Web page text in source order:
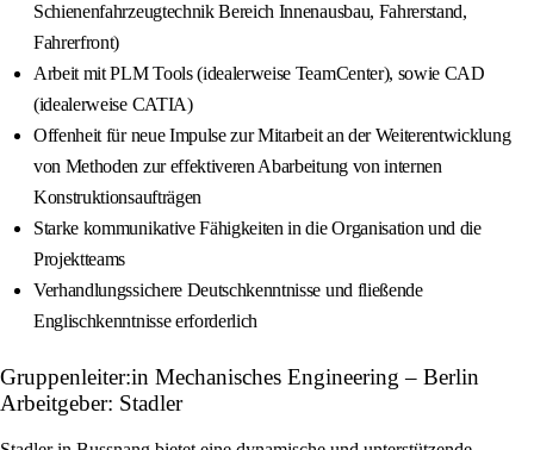
Schienenfahrzeugtechnik Bereich Innenausbau, Fahrerstand,
Fahrerfront)
Arbeit mit PLM Tools (idealerweise TeamCenter), sowie CAD
(idealerweise CATIA)
Offenheit für neue Impulse zur Mitarbeit an der Weiterentwicklung
von Methoden zur effektiveren Abarbeitung von internen
Konstruktionsaufträgen
Starke kommunikative Fähigkeiten in die Organisation und die
Projektteams
Verhandlungssichere Deutschkenntnisse und fließende
Englischkenntnisse erforderlich
Gruppenleiter:in Mechanisches Engineering – Berlin
Arbeitgeber: Stadler